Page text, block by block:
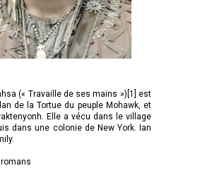
(« Travaille de ses mains »)[1] est
de la Tortue du peuple Mohawk, et
Elle a vécu dans le village
dans une colonie de New York. Ian